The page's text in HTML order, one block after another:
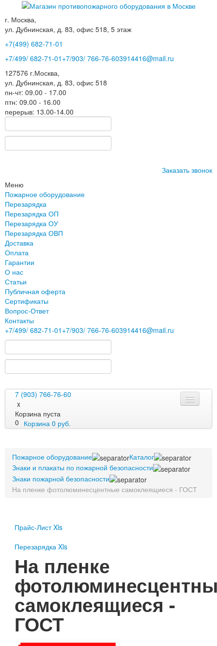
г. Москва,
ул. Дубнинская, д. 83, офис 518, 5 этаж
+7(499) 682-71-01
+7/499/ 682-71-01 +7/903/ 766-76-603914416@mail.ru
127576 г.Москва,
ул. Дубнинская, д. 83, офис 518
пн-чт: 09.00 - 17.00
птн: 09.00 - 16.00
перерыв: 13.00-14.00
Заказать звонок
Меню
Пожарное оборудование
Перезарядка
Перезарядка ОП
Перезарядка ОУ
Перезарядка ОВП
Доставка
Оплата
Гарантии
О нас
Статьи
Публичная оферта
Сертификаты
Вопрос-Ответ
Контакты
+7/499/ 682-71-01 +7/903/ 766-76-603914416@mail.ru
7 (903) 766-76-60
x
Корзина пуста
0 Корзина 0 руб.
Перезарядка
Перезарядка ОП
Перезарядка ОУ
Перезарядка ОВП
Оплата
Гарантии
О нас
Публичная оферта
Вопрос-Ответ
Контакты
Пожарное оборудование
Пожарное оборудование
Каталог
Знаки и плакаты по пожарной безопасности
Знаки пожарной безопасности
На пленке фотолюминесцентные самоклеящиеся - ГОСТ
Прайс-Лист Xls
Перезарядка Xls
На пленке
самоклеящиеся -
ГОСТ